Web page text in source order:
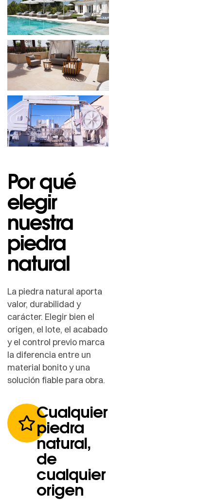
Por qué
elegir
nuestra
piedra
natural
La piedra natural aporta
valor, durabilidad y
carácter. Elegir bien el
origen, el lote, el acabado
y el control previo marca
la diferencia entre un
material bonito y una
solución fiable para obra.
Cualquier
piedra
natural,
de
cualquier
origen